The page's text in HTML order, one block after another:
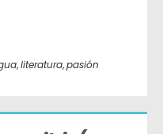
,literatura,pasión